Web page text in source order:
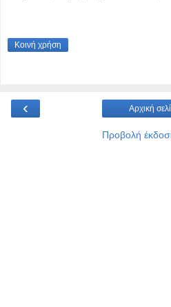
Κοινή χρήση
‹ Αρχική
Προβολή